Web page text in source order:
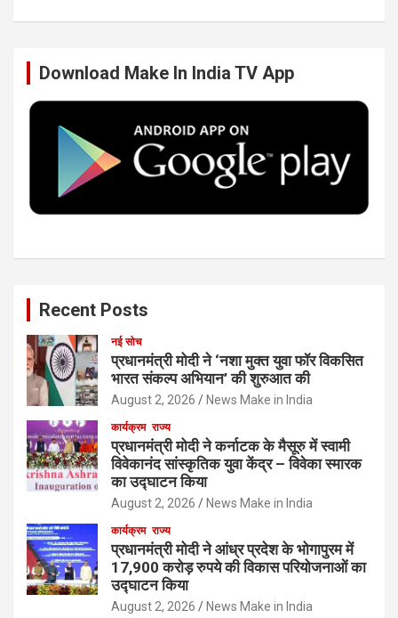
o
k
r I
n
e
Download Make In India TV App
Recent Posts
नई सोच
प्रधानमंत्री मोदी ने ‘नशा मुक्त युवा फॉर विकसित
भारत संकल्प अभियान’ की शुरुआत की
August 2, 2026 News Make in India
कार्यक्रम राज्य
प्रधानमंत्री मोदी ने कर्नाटक के मैसूरु में स्वामी
विवेकानंद सांस्कृतिक युवा केंद्र – विवेका स्मारक
का उद्घाटन किया
August 2, 2026 News Make in India
कार्यक्रम राज्य
प्रधानमंत्री मोदी ने आंध्र प्रदेश के भोगापुरम में
17,900 करोड़ रुपये की विकास परियोजनाओं का
उद्घाटन किया
August 2, 2026 News Make in India